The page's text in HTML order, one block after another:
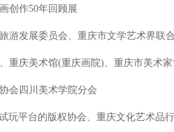
创作50年回顾展
游发展委员会、重庆市文学艺术界联
重庆美术馆(重庆画院)、重庆市美术
会四川美术学院分会
玩平台的版权协会、重庆文化艺术品